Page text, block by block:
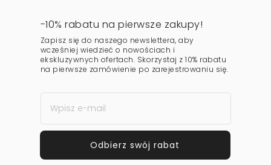
-10% rabatu na pierwsze zakupy!
Zapisz się do naszego newslettera, aby
wcześniej wiedzieć o nowościach i
ekskluzywnych ofertach. Skorzystaj z 10% rabatu
na pierwsze zamówienie po zarejestrowaniu się.